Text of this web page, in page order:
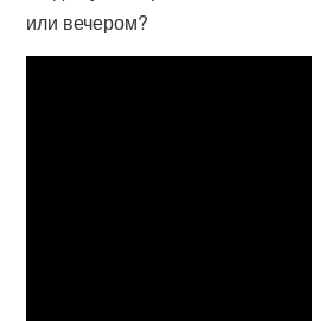
или вечером?